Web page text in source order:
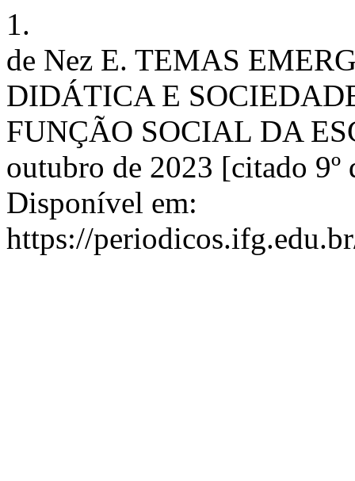
1.
de Nez E. TEMAS
DIDÁTICA E
FUNÇÃO SOCIAL DA
outubro de 2023 [citado
Disponível em:
https://